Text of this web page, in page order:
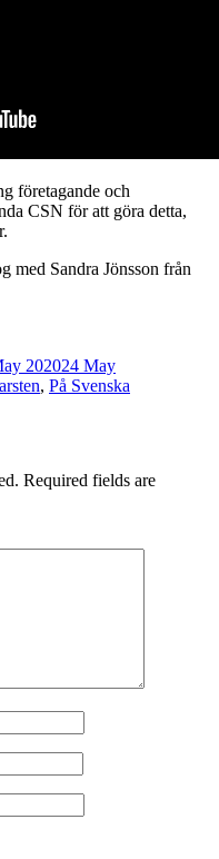
företagande och
CSN för att göra detta,
med Sandra Jönsson från
202024 May
, På Svenska
Required fields are